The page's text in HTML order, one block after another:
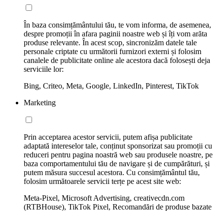
În baza consimțământului tău, te vom informa, de asemenea,
despre promoții în afara paginii noastre web și îți vom arăta
produse relevante. În acest scop, sincronizăm datele tale
personale criptate cu următorii furnizori externi și folosim
canalele de publicitate online ale acestora dacă folosești deja
serviciile lor:
Bing, Criteo, Meta, Google, LinkedIn, Pinterest, TikTok
Marketing
Prin acceptarea acestor servicii, putem afișa publicitate
adaptată intereselor tale, conținut sponsorizat sau promoții cu
reduceri pentru pagina noastră web sau produsele noastre, pe
baza comportamentului tău de navigare și de cumpărături, și
putem măsura succesul acestora. Cu consimțământul tău,
folosim următoarele servicii terțe pe acest site web:
Meta-Pixel, Microsoft Advertising, creativecdn.com
(RTBHouse), TikTok Pixel, Recomandări de produse bazate